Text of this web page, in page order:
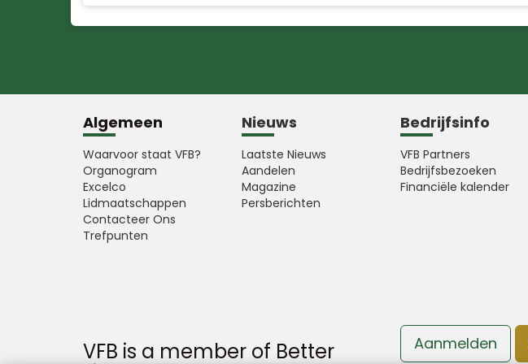
Algemeen
Waarvoor staat VFB?
Organogram
Excelco
Lidmaatschappen
Contacteer Ons
Trefpunten
Nieuws
Laatste Nieuws
Aandelen
Magazine
Persberichten
Bedrijfsinfo
VFB Partners
Bedrijfsbezoeken
Financiële kalender
VFB is a member of Better Aanmelden